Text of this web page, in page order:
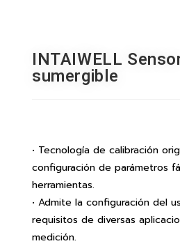
INTAIWELL
sumergible
• Tecnología de calibración
configuración de parámetros
herramientas.
• Admite la configuración del
requisitos de diversas
medición.